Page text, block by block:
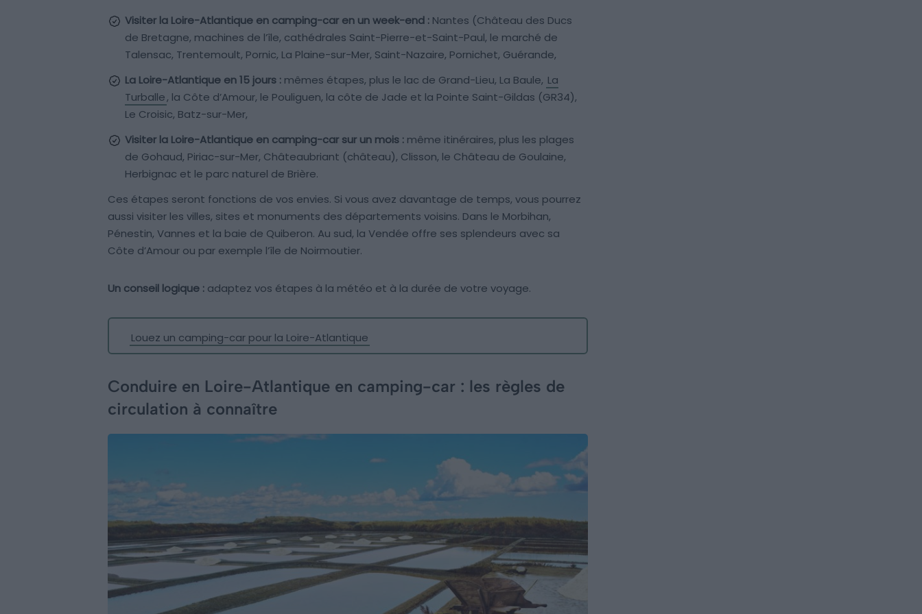
Visiter la Loire-Atlantique en camping-car en un week-end : Nantes (Château des Ducs
de Bretagne, machines de l’île, cathédrales Saint-Pierre-et-Saint-Paul, le marché de
Talensac, Trentemoult, Pornic, La Plaine-sur-Mer, Saint-Nazaire, Pornichet, Guérande,
La Loire-Atlantique en 15 jours : mêmes étapes, plus le lac de Grand-Lieu, La Baule, La
Turballe, la Côte d’Amour, le Pouliguen, la côte de Jade et la Pointe Saint-Gildas (GR34),
Le Croisic, Batz-sur-Mer,
Visiter la Loire-Atlantique en camping-car sur un mois : même itinéraires, plus les plages
de Gohaud, Piriac-sur-Mer, Châteaubriant (château), Clisson, le Château de Goulaine,
Herbignac et le parc naturel de Brière.
Ces étapes seront fonctions de vos envies. Si vous avez davantage de temps, vous pourrez
aussi visiter les villes, sites et monuments des départements voisins. Dans le Morbihan,
Pénestin, Vannes et la baie de Quiberon. Au sud, la Vendée offre ses splendeurs avec sa
Côte d’Amour ou par exemple l’île de Noirmoutier.
Un conseil logique : adaptez vos étapes à la météo et à la durée de votre voyage.
Louez un camping-car pour la Loire-Atlantique
Conduire en Loire-Atlantique en camping-car : les règles de
circulation à connaître